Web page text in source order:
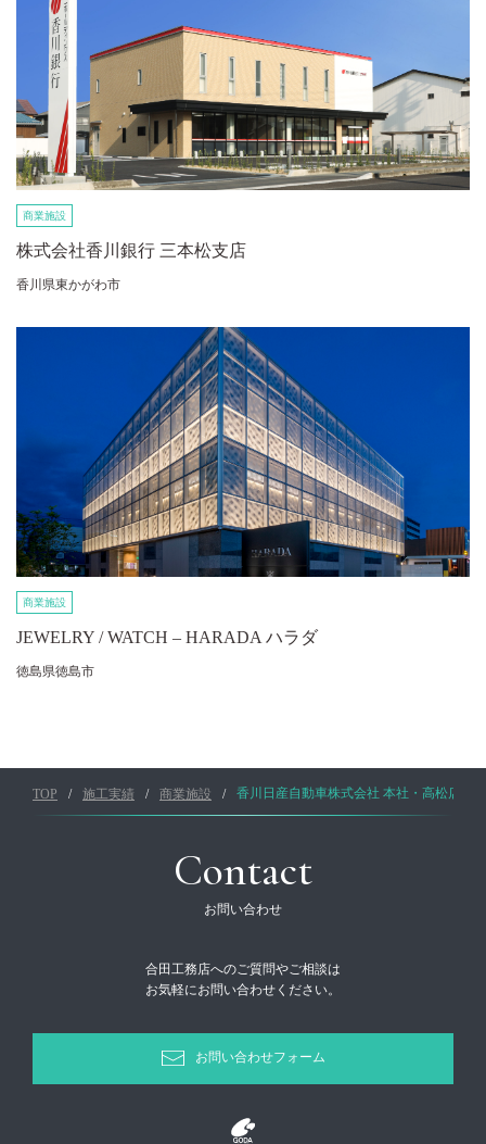
商業施設
株式会社香川銀行 三本松支店
香川県東かがわ市
商業施設
JEWELRY / WATCH – HARADA ハラダ
徳島県徳島市
TOP 施工実績 商業施設 香川日産自動車株式会社 本社・高松店
Contact
お問い合わせ
合田工務店へのご質問やご相談は
お気軽にお問い合わせください。
お問い合わせフォーム